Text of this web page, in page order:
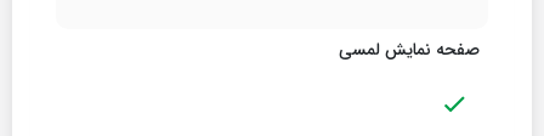
صفحه نمایش لمسی